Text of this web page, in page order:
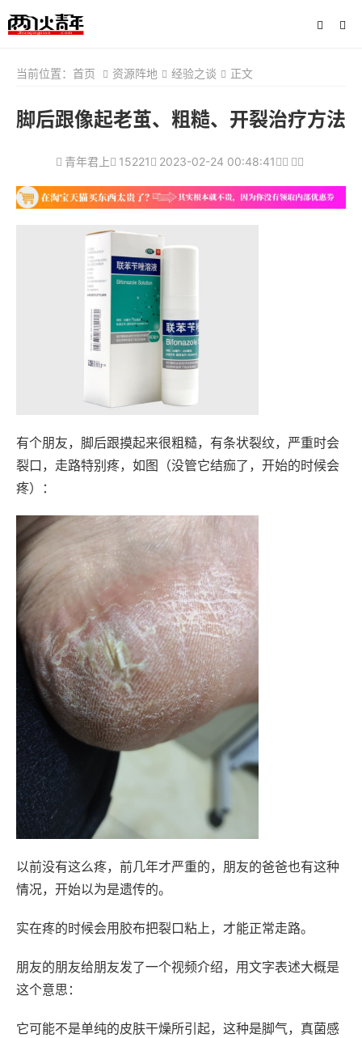
当前位置： 首页 资源阵地 经验之谈 正文
脚后跟像起老茧、粗糙、开裂治疗方法
青年君上 15221 2023-02-24 00:48:41
有个朋友，脚后跟摸起来很粗糙，有条状裂纹，严重时会
裂口，走路特别疼，如图（没管它结痂了，开始的时候会
疼）：
以前没有这么疼，前几年才严重的，朋友的爸爸也有这种
情况，开始以为是遗传的。
实在疼的时候会用胶布把裂口粘上，才能正常走路。
朋友的朋友给朋友发了一个视频介绍，用文字表述大概是
这个意思：
它可能不是单纯的皮肤干燥所引起，这种是脚气，真菌感